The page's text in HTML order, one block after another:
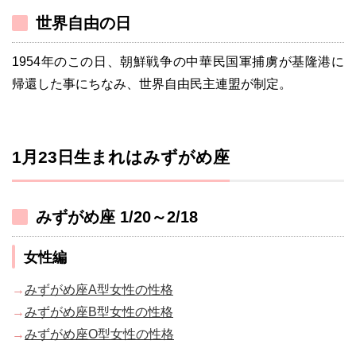
世界自由の日
1954年のこの日、朝鮮戦争の中華民国軍捕虜が基隆港に
帰還した事にちなみ、世界自由民主連盟が制定。
1月23日生まれはみずがめ座
みずがめ座 1/20～2/18
女性編
→みずがめ座A型女性の性格
→みずがめ座B型女性の性格
→みずがめ座O型女性の性格